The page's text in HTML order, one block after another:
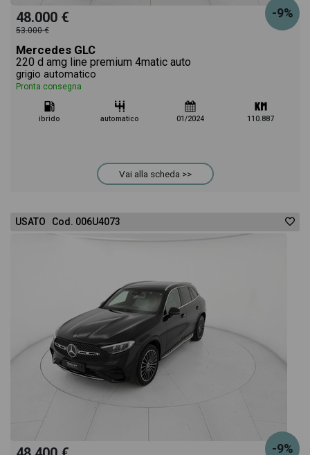
-9%
48.000 €
53.000 €
Mercedes GLC
220 d amg line premium 4matic auto
grigio automatico
Pronta consegna
ibrido automatico 01/2024 110.887
Vai alla scheda >>
USATO Cod. 006U4073
-9%